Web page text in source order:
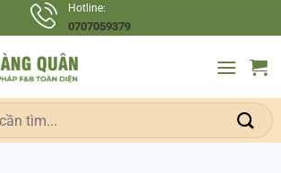
Hotline:
0707059379